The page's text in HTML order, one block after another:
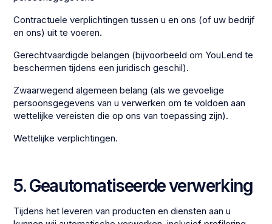
Contractuele verplichtingen tussen u en ons (of uw bedrijf
en ons) uit te voeren.
Gerechtvaardigde belangen (bijvoorbeeld om YouLend te
beschermen tijdens een juridisch geschil).
Zwaarwegend algemeen belang (als we gevoelige
persoonsgegevens van u verwerken om te voldoen aan
wettelijke vereisten die op ons van toepassing zijn).
Wettelijke verplichtingen.
5. Geautomatiseerde verwerking
Tijdens het leveren van producten en diensten aan u